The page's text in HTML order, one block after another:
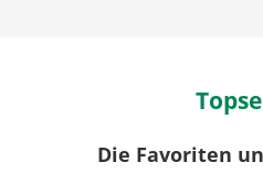
Die Favoriten